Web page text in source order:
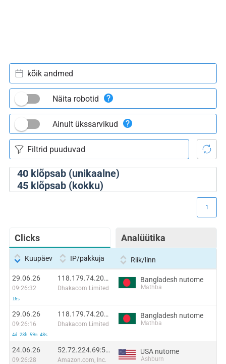
40klõpsab (unikaalne)
45klõpsab (kokku)
kõik andmed
Näita robotid
Ainult ükssarvikud
Clicks Analüütika
1
Kuupäev IP/pakkuja Riik/linn
29.06.26
09:26:32
16s
118.179.74.209:57209
Dhakacom Limited
Bangladesh nutome
Mathba
29.06.26
09:26:16
4d 23h 59m 48s
118.179.74.209:57209
Dhakacom Limited
Bangladesh nutome
Mathba
24.06.26
09:26:28
52.72.224.69:54194
Amazon.com, Inc.
USA nutome
Ashburn